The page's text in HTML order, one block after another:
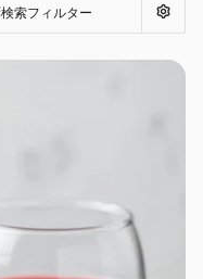
検索フィルター